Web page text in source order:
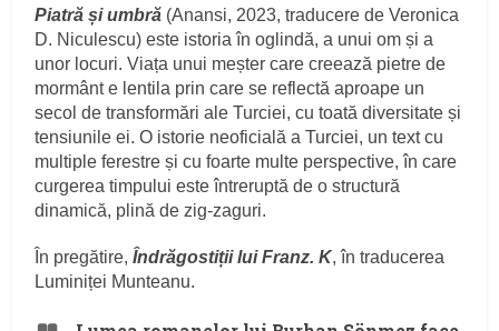
Piatră și umbră (Anansi, 2023, traducere de Veronica
D. Niculescu) este istoria în oglindă, a unui om și a
unor locuri. Viața unui meșter care creează pietre de
mormânt e lentila prin care se reflectă aproape un
secol de transformări ale Turciei, cu toată diversitate și
tensiunile ei. O istorie neoficială a Turciei, un text cu
multiple ferestre și cu foarte multe perspective, în care
curgerea timpului este întreruptă de o structură
dinamică, plină de zig-zaguri.
În pregătire,Îndrăgostiții lui Franz. K, în traducerea
Luminiței Munteanu.